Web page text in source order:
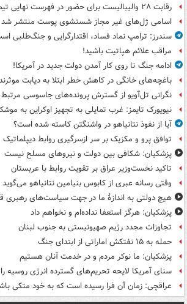
رقابت ۲۸ والیبالیست برای حضور در فهرست نهایی تیم ملی
اسامی ژل‌های غیر مجاز شستشوی پوست منتشر شد
سندرز: ترامپ نماد فساد، اقتدارگرایی و جنگ‌طلبی
مراقب علائم هپاتیت باشید!
ادامه جنگ تا روی کار آمدن دولت جدید در آمریکا!
باغچه‌های خانگی در کاهش خطر ابتلا به دیابت
نگرانی تل‌آویو از گسترش پرونده‌های جاسوسی مرتبط
نیویورک تایمز: غرب تمایلی به تجهیز اوکراین به
آیا از نفوذ نتانیاهو در واشنگتن کاسته شده است؟
توافق پرو و مکزیک بر سر ازسرگیری روابط دیپلماتیک
پزشکیان: شکافی بین دولت و نیروهای مسلح نیست
تاکید نخست‌وزیر عراق بر تقویت روابط با عربستان
وقتی رسانه عبری از کابوس بنیامین نتانیاهو می‌گوید
هیچ دولتی به اندازۀ ما در جهت سیاست‌های رهبری
پزشکیان: هرگز استعفا نداده‌ام و نخواهم داد
تجاوزات مجدد رژیم صهیونیستی به جنوب لبنان
حمله به ۱۵ نفتکش‌ اماراتی از ابتدای جنگ
پزشکیان: ما نوکر مردم و در خدمت آنان هستیم
سنای آمریکا لایحه تحریم‌های گسترده انرژی روسیه
عراقچی: زمان آن فرا رسیده است که به خود متکی